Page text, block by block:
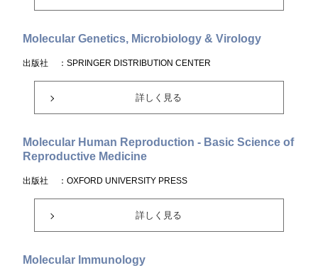
Molecular Genetics, Microbiology & Virology
出版社 ：SPRINGER DISTRIBUTION CENTER
詳しく見る
Molecular Human Reproduction - Basic Science of
Reproductive Medicine
出版社 ：OXFORD UNIVERSITY PRESS
詳しく見る
Molecular Immunology